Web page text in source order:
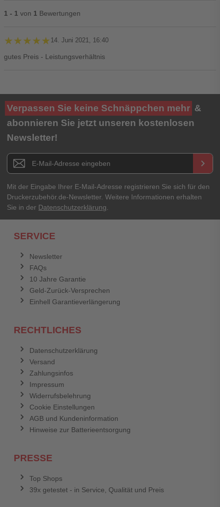
1 - 1 von 1 Bewertungen
★★★★★
★★★★★ 14. Juni 2021, 16:40
gutes Preis - Leistungsverhältnis
Ihre Bewertung**
★★★★★
Titel**
E-Mail-Adresse
Ihr Passwort
Verpassen Sie keine Schnäppchen mehr &
abonnieren Sie jetzt unseren kostenlosen
Newsletter!
Newsletter E-Mail Adresse keyboard_arrow_right
Mit der Eingabe Ihrer E-Mail-Adresse registrieren Sie sich für den
Druckerzubehör.de-Newsletter. Weitere Informationen erhalten
Sie in der Datenschutzerklärung
SERVICE
Newsletter
FAQs
10 Jahre Garantie
Geld-Zurück-Versprechen
Einhell Garantieverlängerung
RECHTLICHES
Datenschutzerklärung
Versand
Zahlungsinfos
Impressum
Widerrufsbelehrung
Cookie Einstellungen
AGB und Kundeninformation
Hinweise zur Batterieentsorgung
PRESSE
Top Shops
39x getestet - in Service, Qualität und Preis